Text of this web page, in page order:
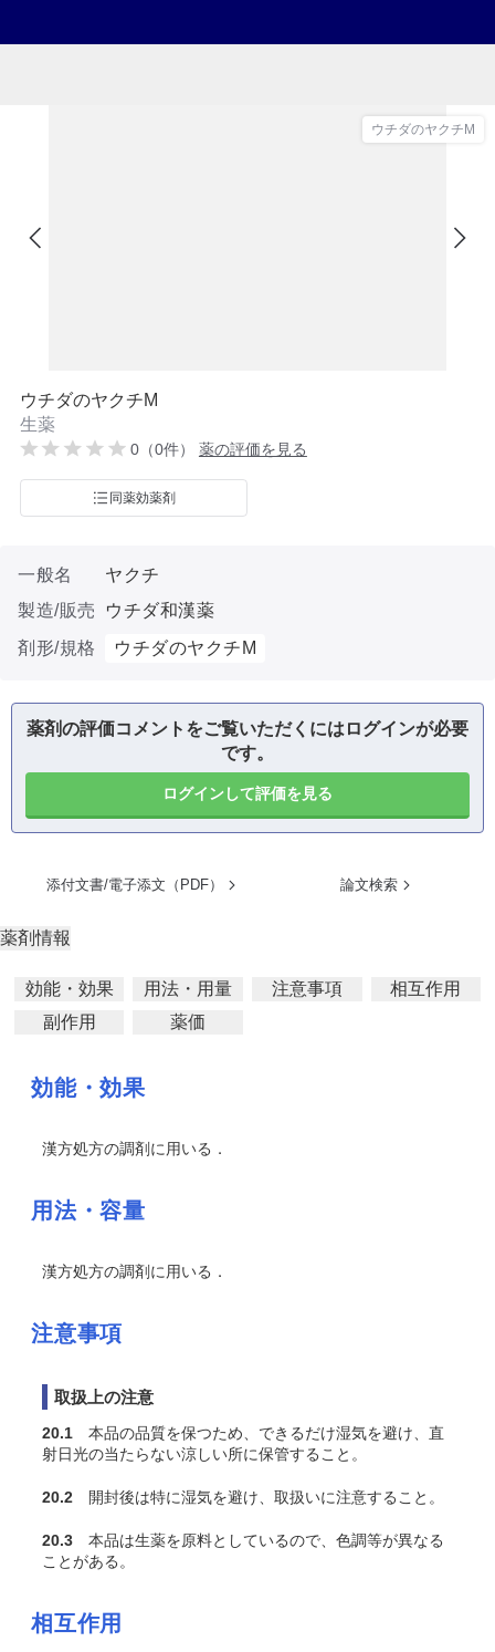
ウチダのヤクチM
ウチダのヤクチM
生薬
0（0件） 薬の評価を見る
同薬効薬剤
一般名
ヤクチ
製造/販売
ウチダ和漢薬
剤形/規格
ウチダのヤクチM
薬剤の評価コメントをご覧いただくにはログインが必要
です。
ログインして評価を見る
添付文書/電子添文（PDF） 論文検索
薬剤情報
効能・効果 用法・用量 注意事項
相互作用
副作用
薬価
効能・効果
漢方処方の調剤に用いる．
用法・容量
漢方処方の調剤に用いる．
注意事項
取扱上の注意
20.1 本品の品質を保つため、できるだけ湿気を避け、直
射日光の当たらない涼しい所に保管すること。
20.2 開封後は特に湿気を避け、取扱いに注意すること。
20.3 本品は生薬を原料としているので、色調等が異なる
ことがある。
相互作用